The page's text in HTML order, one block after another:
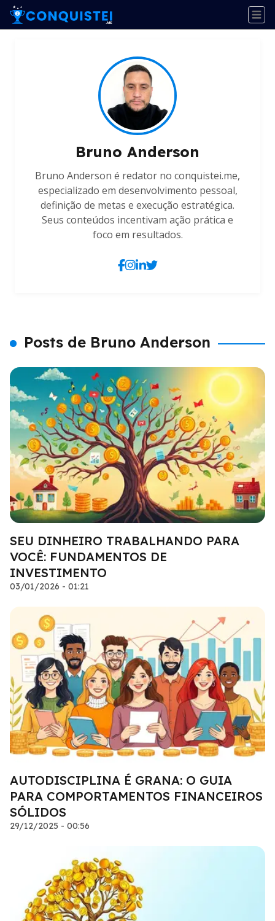
Bruno Anderson
Bruno Anderson é redator no conquistei.me,
especializado em desenvolvimento pessoal,
definição de metas e execução estratégica.
Seus conteúdos incentivam ação prática e
foco em resultados.
Posts de Bruno Anderson
SEU DINHEIRO TRABALHANDO PARA
VOCÊ: FUNDAMENTOS DE
INVESTIMENTO
03/01/2026 - 01:21
AUTODISCIPLINA É GRANA: O GUIA
PARA COMPORTAMENTOS FINANCEIROS
SÓLIDOS
29/12/2025 - 00:56